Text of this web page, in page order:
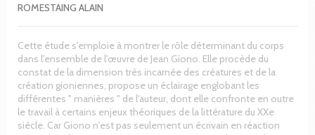
ROMESTAING ALAIN
Cette étude s'emploie à montrer le rôle déterminant du corps
dans l'ensemble de l'œuvre de Jean Giono. Elle procède du
constat de la dimension très incarnée des créatures et de la
création gioniennes, propose un éclairage englobant les
différentes " manières " de l'auteur, dont elle confronte en outre
le travail à certains enjeux théoriques de la littérature du XXe
siècle. Car Giono n'est pas seulement un écrivain en réaction